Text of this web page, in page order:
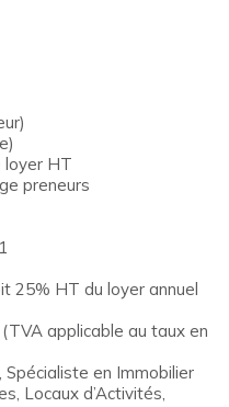
loyer HT
preneurs
25% HT du loyer annuel
applicable au taux en
Spécialiste en Immobilier
Locaux d’Activités,